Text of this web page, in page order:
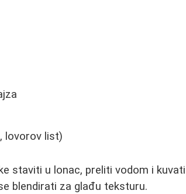
lovorov list)
staviti u lonac, preliti vodom i
blendirati za glađu teksturu.